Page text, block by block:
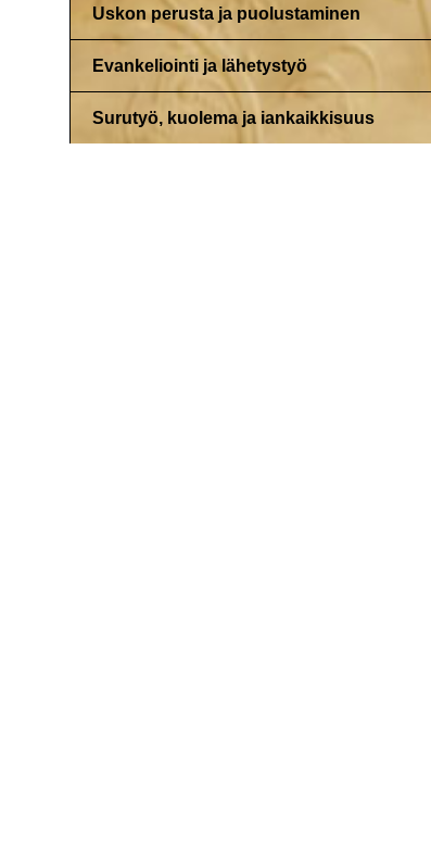
Uskon perusta ja puolustaminen
Evankeliointi ja lähetystyö
Surutyö, kuolema ja iankaikkisuus